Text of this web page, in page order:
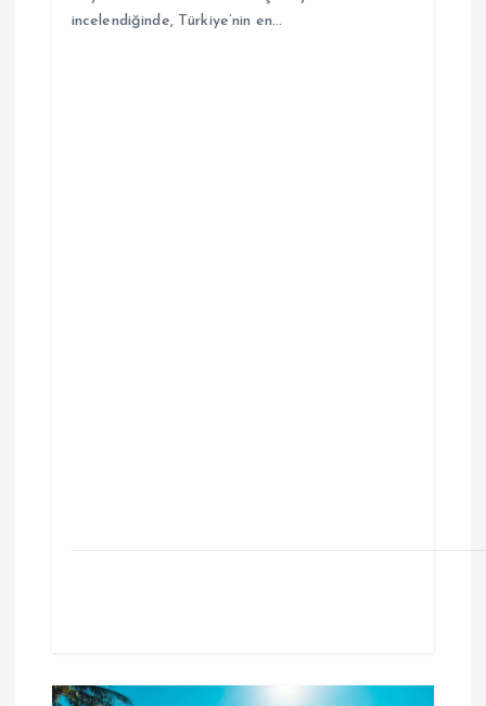
incelendiğinde, Türkiye’nin en…